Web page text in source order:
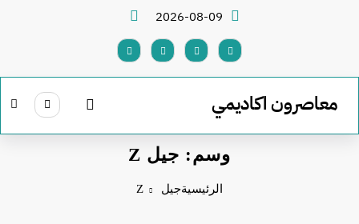
2026-08-09
معاصرون اكاديمي
وسم: جيل Z
الرئيسيةجيل Z